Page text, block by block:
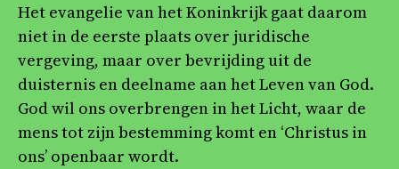
Het evangelie van het Koninkrijk gaat daarom
niet in de eerste plaats over juridische
vergeving, maar over bevrijding uit de
duisternis en deelname aan het Leven van God.
God wil ons overbrengen in het Licht, waar de
mens tot zijn bestemming komt en ‘Christus in
ons’ openbaar wordt.